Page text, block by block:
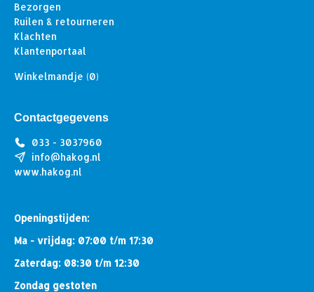
Bezorgen
Ruilen & retourneren
Klachten
Klantenportaal
Winkelmandje (0)
Contactgegevens
033 - 3037960
info@hakog.nl
www.hakog.nl
Openingstijden:
Ma - vrijdag: 07:00 t/m 17:30
Zaterdag: 08:30 t/m 12:30
Zondag gestoten